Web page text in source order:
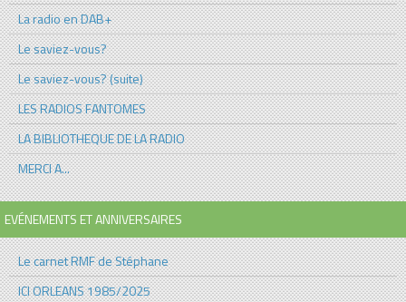
La radio en DAB+
Le saviez-vous?
Le saviez-vous? (suite)
LES RADIOS FANTOMES
LA BIBLIOTHEQUE DE LA RADIO
MERCI A...
EVÉNEMENTS ET ANNIVERSAIRES
Le carnet RMF de Stéphane
ICI ORLEANS 1985/2025